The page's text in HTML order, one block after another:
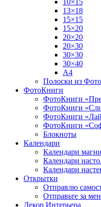
10×15
13×18
15×15
15×20
20×20
20×30
30×30
30×40
A4
Полоски из
ФотоКниги
ФотоКниги
ФотоКниги
ФотоКниги
ФотоКниги
Блокноты
Календари
Календари
Календари
Календари
Открытки
Отправлю
Отправьте за
Декор Интерьера